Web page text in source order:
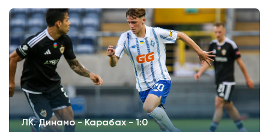
ЛК. Динамо - Карабах - 1:0